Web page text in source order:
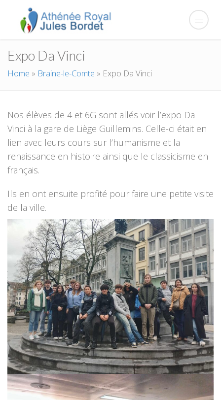
Expo Da Vinci
Home » Braine-le-Comte » Expo Da Vinci
Nos élèves de 4 et 6G sont allés voir l’expo Da
Vinci à la gare de Liège Guillemins. Celle-ci était en
lien avec leurs cours sur l’humanisme et la
renaissance en histoire ainsi que le classicisme en
français.
Ils en ont ensuite profité pour faire une petite visite
de la ville.